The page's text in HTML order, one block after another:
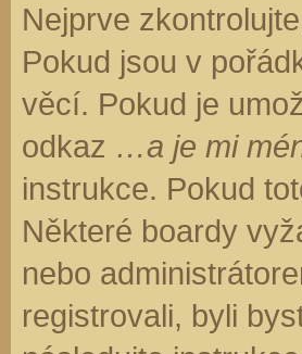
Nejprve
Pokud jsou v
věcí. Pokud je
odkaz …a je mi
instrukce. Pokud
Některé boardy
nebo
registrovali, byli